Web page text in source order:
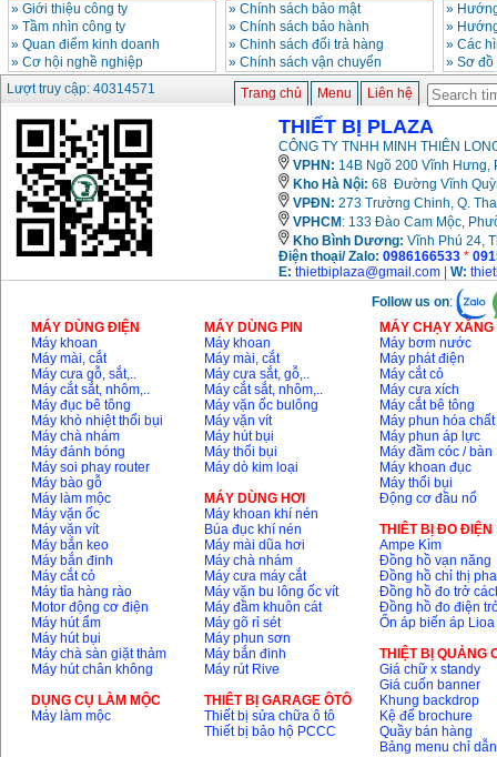
» Giới thiệu công ty
» Tầm nhìn công ty
» Quan điểm kinh doanh
» Cơ hội nghề nghiệp
» Chính sách bảo mật
» Chính sách bảo hành
» Chinh sách đổi trả hàng
» Chính sách vận chuyển
»
»
» Các
» Sơ
Lượt truy cập: 40314571
Trang chủ Menu Liên hệ
THIẾT BỊ PLAZA
CÔNG TY TNHH MINH THIÊN
VPHN: 14B Ngõ 200 Vĩnh Hưng,
Kho Hà Nội: 68 Đường Vĩnh
VPĐN: 273 Trường Chinh, Q.
VPHCM : 133 Đào Cam Mộc,
Kho Bình Dương: Vĩnh Phú 24,
Điện thoại/ Zalo: 0986166533 *
E: thietbiplaza@gmail.com W:
Follow us on:
MÁY DÙNG ĐIỆN
Máy khoan
Máy mài, cắt
Máy cưa gỗ, sắt,..
Máy cắt sắt, nhôm,..
Máy đục bê tông
Máy khò nhiệt thổi bụi
Máy chà nhám
Máy đánh bóng
Máy soi phay router
Máy bào gỗ
Máy làm mộc
Máy vặn ốc
Máy vặn vít
Máy bắn keo
Máy bắn đinh
Máy cắt cỏ
Máy tỉa hàng rào
Motor động cơ điện
Máy hút ẩm
Máy hút bụi
Máy chà sàn giặt thảm
Máy hút chân không
DỤNG CỤ LÀM MỘC
Máy làm mộc
MÁY DÙNG PIN
Máy khoan
Máy mài, cắt
Máy cưa sắt, gỗ,..
Máy cắt sắt, nhôm,..
Máy vặn ốc bulông
Máy vặn vít
Máy hút bụi
Máy thổi bụi
Máy dò kim loại
MÁY DÙNG HƠI
Máy khoan khí nén
Búa đục khí nén
Máy mài dũa hơi
Máy chà nhám
Máy cưa máy cắt
Máy vặn bu lông ốc vít
Máy đầm khuôn cát
Máy gõ rỉ sét
Máy phun sơn
Máy bắn đinh
Máy rút Rive
THIÊT BỊ GARAGE ÔTÔ
Thiết bị sửa chữa ô tô
Thiết bị bảo hộ PCCC
MÁY CHẠY
Máy bơm nước
Máy phát điện
Máy cắt cỏ
Máy cưa xích
Máy cắt bê tông
Máy phun hóa chất
Máy phun áp lực
Máy đầm cóc / bàn
Máy khoan đục
Máy thổi bụi
Động cơ đầu nổ
THIÊT BỊ ĐO ĐIỆN
Ampe Kìm
Đồng hồ vạn năng
Đồng hồ chỉ thị pha
Đồng hồ đo trở
Đồng hồ đo điện
Ổn áp biến áp Lioa
THIỆT BỊ QUẢNG
Giá chữ x standy
Giá cuốn banner
Khung backdrop
Kệ để brochure
Quầy bán hàng
Bảng menu chỉ dẫn